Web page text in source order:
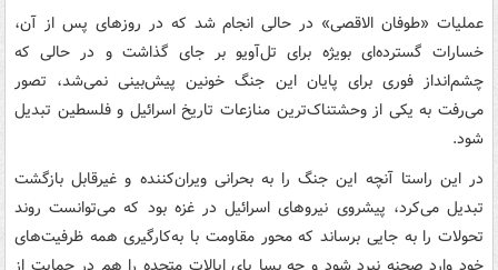
عملیات «طوفان الاقصی» در حالی انجام شد که در روزهای پس از آن،
خسارات گسترده‌ای بویژه برای تل‌آویو بر جای گذاشت و در حالی که
چشم‌انداز فوری برای پایان این جنگ خونین پیش‌بینی نمی‌شد، تصور
می‌رفت به یکی از وحشتناک‌ترین منازعات تاریخ اسرائیل و فلسطین تبدیل
شود.
در این راستا آنچه این جنگ را به بحرانی ویران‌کننده و غیرقابل بازگشت
تبدیل می‌کرد، پیشروی نیروهای اسرائیل در غزه بود که می‌توانست روند
تحولات را به جایی برساند که محور مقاومت با به‌کارگیری همه ظرفیت‌های